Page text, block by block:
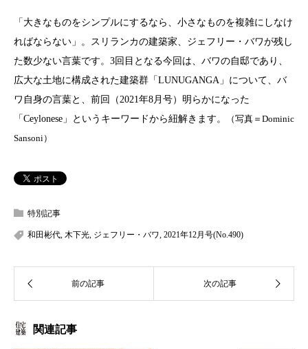
「大きなものをシンプルにするなら、小さなものを複雑にしなけ
ればならない」。スリランカの建築家、ジェフリー・バワが残し
た数少ない言葉です。 3回目となる今回は、バワの自邸であり、
広大な土地に構成された建築群「LUNUGANGA 」について、バ
ワ自身の言葉と、前回（ 2021年8 月号）明らかになった
「Ceylonese 」というキーワードから紐解きます。
（写真＝Dominic
Sansoni）
特別記事
和田彬代 木下光 ジェフリー・バワ 2021年12月号(No.490)
関連記事